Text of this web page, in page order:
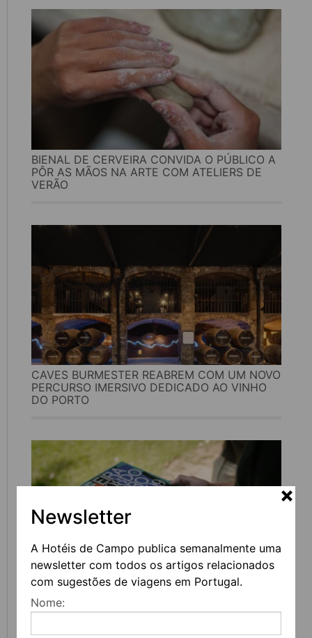
Newsletter
A Hotéis de Campo publica semanalmente uma
newsletter com todos os artigos relacionados
com sugestões de viagens em Portugal.
Nome:
BIENAL DE CERVEIRA CONVIDA O PÚBLICO A
PÔR AS MÃOS NA ARTE COM ATELIERS DE
VERÃO
CAVES BURMESTER REABREM COM UM NOVO
PERCURSO IMERSIVO DEDICADO AO VINHO
DO PORTO
FEIRA DO LIVRO DO PORTO REGRESSA COM
MAIS DE 200 ATIVIDADES DEDICADAS À
LITERATURA, MÚSICA E PENSAMENTO